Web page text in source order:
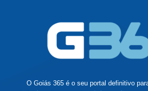
O Goiás 365 é o seu portal definitivo